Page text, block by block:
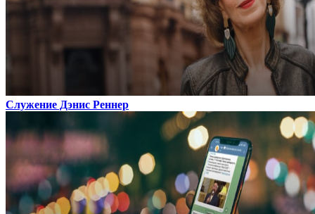
Служение Дэнис Реннер